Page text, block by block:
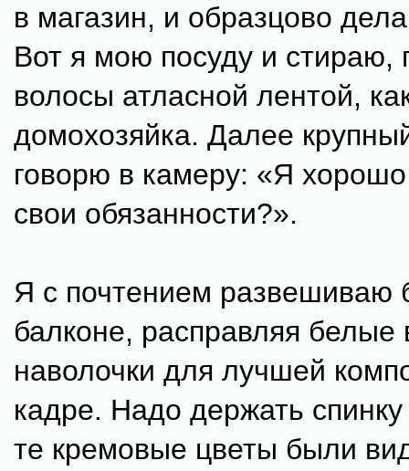
в магазин, и образцово
Вот я мою посуду и стираю,
волосы атласной лентой,
домохозяйка. Далее
говорю в камеру: «Я
свои обязанности?».
Я с почтением развешиваю
балконе, расправляя
наволочки для лучшей
кадре. Надо держать
те кремовые цветы были